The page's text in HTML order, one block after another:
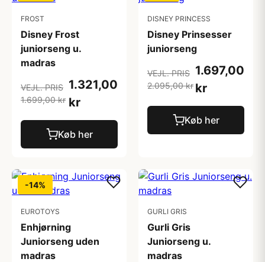
FROST
Disney Frost
juniorseng u.
madras
VEJL. PRIS
1.699,00 kr
1.321,00
kr
Køb her
DISNEY PRINCESS
Disney Prinsesser
juniorseng
VEJL. PRIS
2.095,00 kr
1.697,00
kr
Køb her
-14%
EUROTOYS
Enhjørning
Juniorseng uden
madras
GURLI GRIS
Gurli Gris
Juniorseng u.
madras